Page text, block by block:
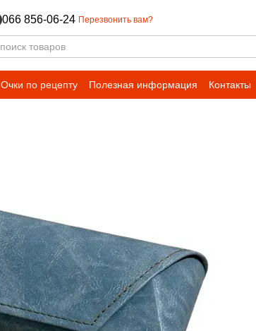
066 856-06-24 Перезвонить вам?
Очки по рецепту Полезная информация Контакты